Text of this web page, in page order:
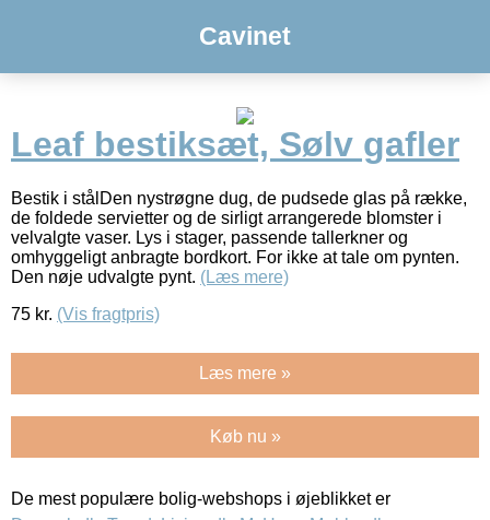
Cavinet
Leaf bestiksæt, Sølv gafler
Bestik i stålDen nystrøgne dug, de pudsede glas på række,
de foldede servietter og de sirligt arrangerede blomster i
velvalgte vaser. Lys i stager, passende tallerkner og
omhyggeligt anbragte bordkort. For ikke at tale om pynten.
Den nøje udvalgte pynt. (Læs mere)
75 kr. (Vis fragtpris)
Læs mere »
Køb nu »
De mest populære bolig-webshops i øjeblikket er